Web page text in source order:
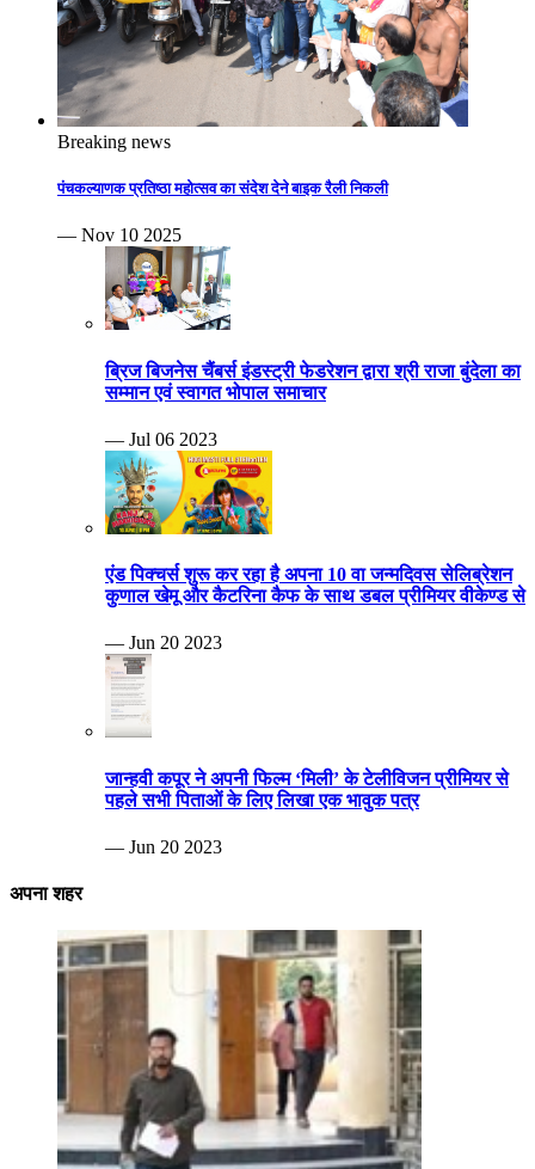
Breaking news
पंचकल्याणक प्रतिष्ठा महोत्सव का संदेश देने बाइक रैली निकली
— Nov 10 2025
ब्रिज बिजनेस चैंबर्स इंडस्ट्री फेडरेशन द्वारा श्री राजा बुंदेला का
सम्मान एवं स्वागत भोपाल समाचार
— Jul 06 2023
एंड पिक्चर्स शुरू कर रहा है अपना 10 वा जन्मदिवस सेलिब्रेशन
कुणाल खेमू और कैटरिना कैफ के साथ डबल प्रीमियर वीकेण्ड से
— Jun 20 2023
जान्हवी कपूर ने अपनी फिल्म ‘मिली’ के टेलीविजन प्रीमियर से
पहले सभी पिताओं के लिए लिखा एक भावुक पत्र
— Jun 20 2023
अपना शहर